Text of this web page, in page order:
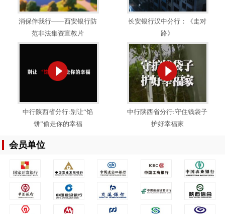
消保伴我行——西安银行防
范非法集资宣教片
长安银行汉中分行：《走对
路》
中行陕西省分行:别让“馅
饼”偷走你的幸福
中行陕西省分行:守住钱袋子
护好幸福家
会员单位